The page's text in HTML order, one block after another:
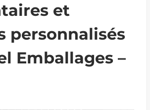
et
personnalisés
Emballages –